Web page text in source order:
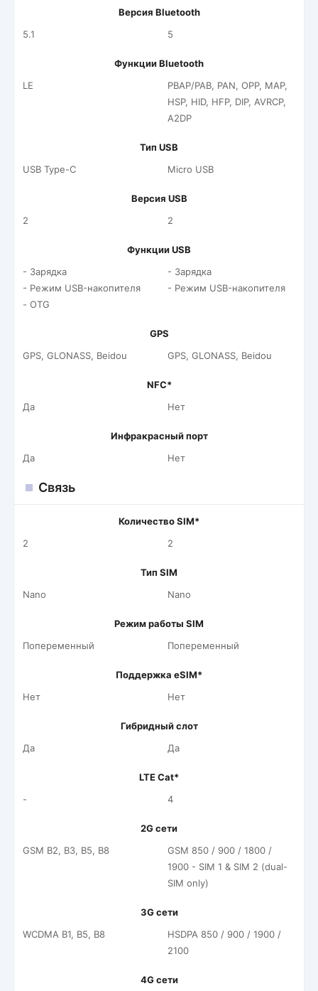
Версия Bluetooth
5.1
5
Функции Bluetooth
LE
PBAP/PAB, PAN, OPP, MAP,
HSP, HID, HFP, DIP, AVRCP,
A2DP
Тип USB
USB Type-C
Micro USB
Версия USB
2
2
Функции USB
- Зарядка
- Режим USB-накопителя
- OTG
- Зарядка
- Режим USB-накопителя
GPS
GPS, GLONASS, Beidou
GPS, GLONASS, Beidou
NFC*
Да
Нет
Инфракрасный порт
Да
Нет
Связь
Количество SIM*
2
2
Тип SIM
Nano
Nano
Режим работы SIM
Попеременный
Попеременный
Поддержка eSIM*
Нет
Нет
Гибридный слот
Да
Да
LTE Cat*
-
4
2G сети
GSM B2, B3, B5, B8
GSM 850 / 900 / 1800 /
1900 - SIM 1 & SIM 2 (dual-
SIM only)
3G сети
WCDMA B1, B5, B8
HSDPA 850 / 900 / 1900 /
2100
4G сети